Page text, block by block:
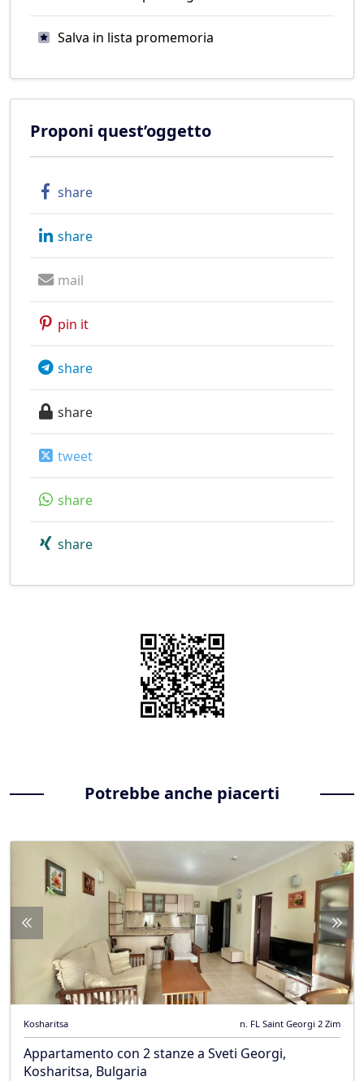
Salva in lista promemoria
Proponi quest’oggetto
share
share
mail
pin it
share
share
tweet
share
share
Potrebbe anche piacerti
Kosharitsa n. FL Saint Georgi 2 Zim
Appartamento con 2 stanze a Sveti Georgi,
Kosharitsa, Bulgaria